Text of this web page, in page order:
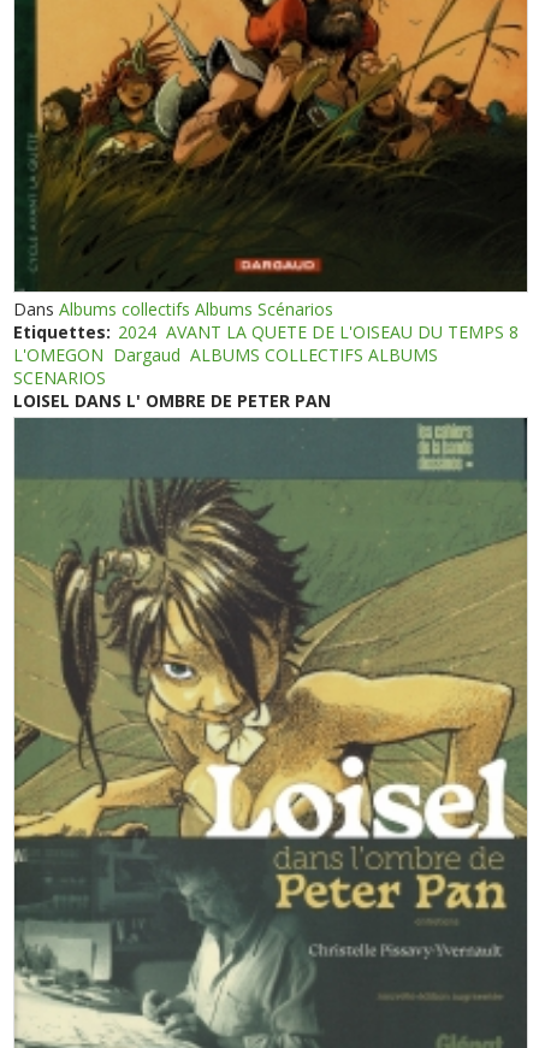
DansAlbums collectifs Albums Scénarios
Etiquettes: 2024 AVANT LA QUETE DE L'OISEAU DU TEMPS 8
L'OMEGON Dargaud ALBUMS COLLECTIFS ALBUMS
SCENARIOS
LOISEL DANS L' OMBRE DE PETER PAN